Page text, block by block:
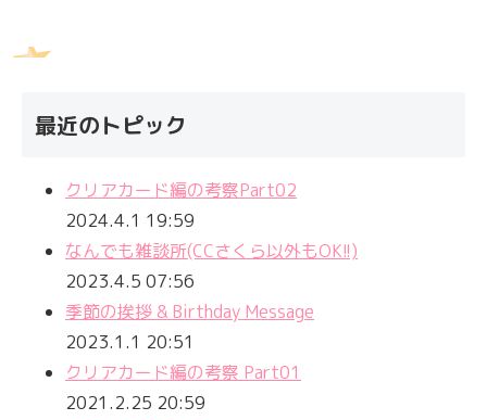
最近のトピック
クリアカード編の考察Part02
2024.4.1 19:59
なんでも雑談所(CCさくら以外もOK!!)
2023.4.5 07:56
季節の挨拶 & Birthday Message
2023.1.1 20:51
クリアカード編の考察 Part01
2021.2.25 20:59